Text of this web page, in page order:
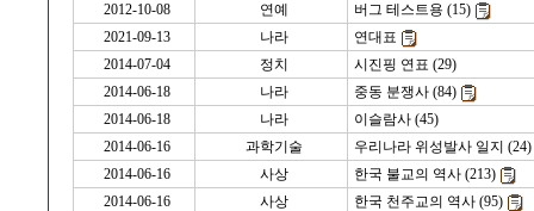
2012-10-08 연예
버그 테스트용 (15)
2021-09-13
나라
연대표
2014-07-04
정치
시진핑 연표 (29)
2014-06-18
나라
중동 분쟁사 (84)
2014-06-18
나라
이슬람사 (45)
2014-06-16
과학기술
우리나라 위성발사 일지 (24)
2014-06-16
사상
한국 불교의 역사 (213)
2014-06-16
사상
한국 천주교의 역사 (95)